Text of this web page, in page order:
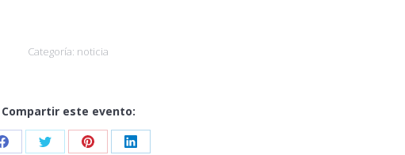
Categoría: noticia
Compartir este evento: